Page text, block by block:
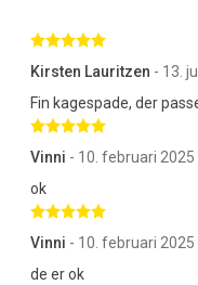
Betygsatt 5
Kirsten Lauritzen - 13.
Fin kagespade, der
Betygsatt 5
Vinni - 10. februari 2025
ok
Betygsatt 5
Vinni - 10. februari 2025
de er ok